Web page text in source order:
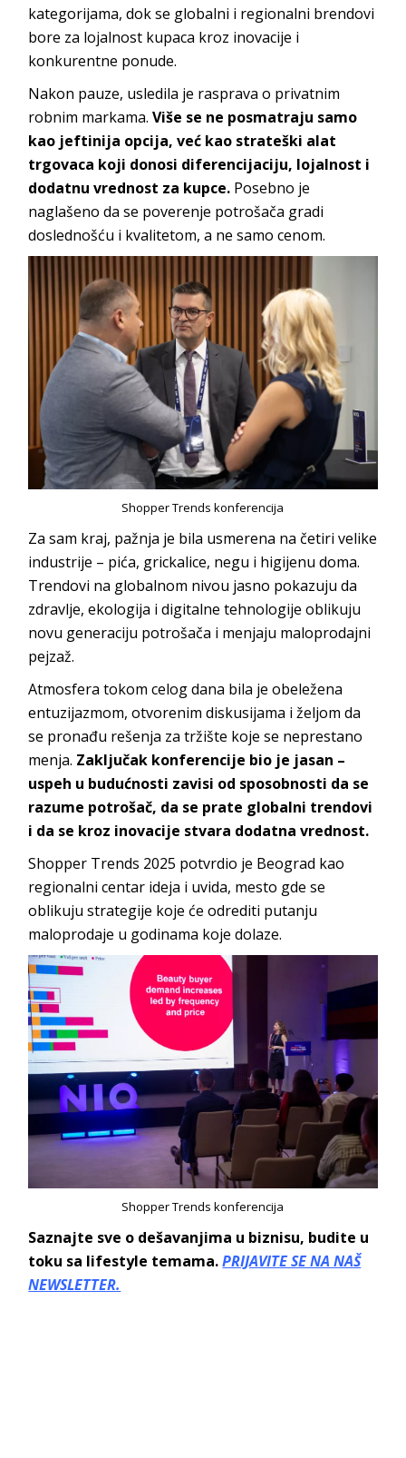
kategorijama, dok se globalni i regionalni brendovi
bore za lojalnost kupaca kroz inovacije i
konkurentne ponude.
Nakon pauze, usledila je rasprava o privatnim
robnim markama.Više se ne posmatraju samo
kao jeftinija opcija, već kao strateški alat
trgovaca koji donosi diferencijaciju, lojalnost i
dodatnu vrednost za kupce. Posebno je
naglašeno da se poverenje potrošača gradi
doslednošću i kvalitetom, a ne samo cenom.
Shopper Trends konferencija
Za sam kraj, pažnja je bila usmerena na četiri velike
industrije – pića, grickalice, negu i higijenu doma.
Trendovi na globalnom nivou jasno pokazuju da
zdravlje, ekologija i digitalne tehnologije oblikuju
novu generaciju potrošača i menjaju maloprodajni
pejzaž.
Atmosfera tokom celog dana bila je obeležena
entuzijazmom, otvorenim diskusijama i željom da
se pronađu rešenja za tržište koje se neprestano
menja. Zaključak konferencije bio je jasan –
uspeh u budućnosti zavisi od sposobnosti da se
razume potrošač, da se prate globalni trendovi
i da se kroz inovacije stvara dodatna vrednost.
Shopper Trends 2025 potvrdio je Beograd kao
regionalni centar ideja i uvida, mesto gde se
oblikuju strategije koje će odrediti putanju
maloprodaje u godinama koje dolaze.
Shopper Trends konferencija
Saznajte sve o dešavanjima u biznisu, budite u
toku sa lifestyle temama.PRIJAVITE SE NA NAŠ
NEWSLETTER.